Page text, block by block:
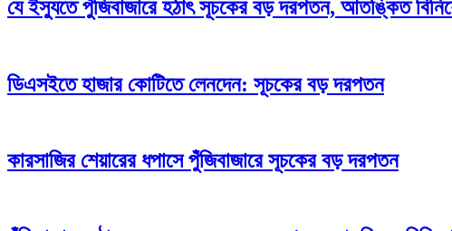
যে ইস্যুতে পুঁজিবাজারে হঠাৎ সূচকের বড় দরপতন, আতঙ্কিত
ডিএসইতে হাজার কোটিতে লেনদেন: সূচকের বড় দরপতন
কারসাজির শেয়ারের ধপাসে পুঁজিবাজারে সূচকের বড় দরপতন